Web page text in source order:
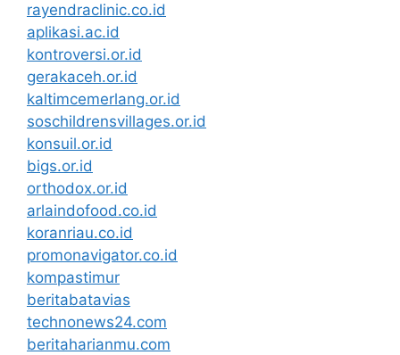
rayendraclinic.co.id
aplikasi.ac.id
kontroversi.or.id
gerakaceh.or.id
kaltimcemerlang.or.id
soschildrensvillages.or.id
konsuil.or.id
bigs.or.id
orthodox.or.id
arlaindofood.co.id
koranriau.co.id
promonavigator.co.id
kompastimur
beritabatavias
technonews24.com
beritaharianmu.com